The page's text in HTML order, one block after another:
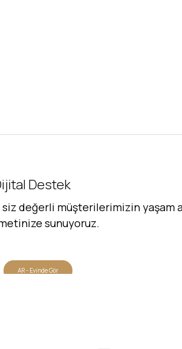
Destek
değerli müşterilerimizin yaşam
sunuyoruz.
AR - Evinde Gör